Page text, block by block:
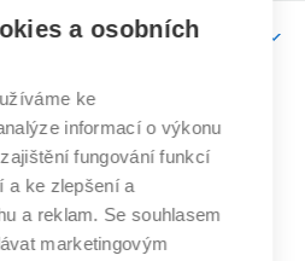
učení
technické
Brně
V BRNĚ
a osobních
ke
informací o výkonu
fungování funkcí
a ke zlepšení a
a reklam. Se souhlasem
marketingovým